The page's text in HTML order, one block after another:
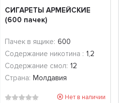
СИГАРЕТЫ АРМЕЙСКИЕ
(600 пачек)
Пачек в ящике: 600
Содержание никотина : 1,2
Содержание смол: 12
Страна: Молдавия
Нет в наличии